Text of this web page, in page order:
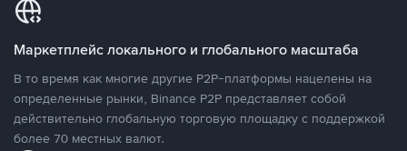
Маркетплейс локального и глобального масштаба
В то время как многие другие P2P-платформы нацелены на
определенные рынки, Binance P2P представляет собой
действительно глобальную торговую площадку с поддержкой
более 70 местных валют.